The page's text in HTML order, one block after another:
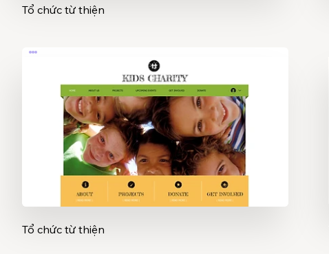
Tổ chức từ thiện
Tổ chức từ thiện